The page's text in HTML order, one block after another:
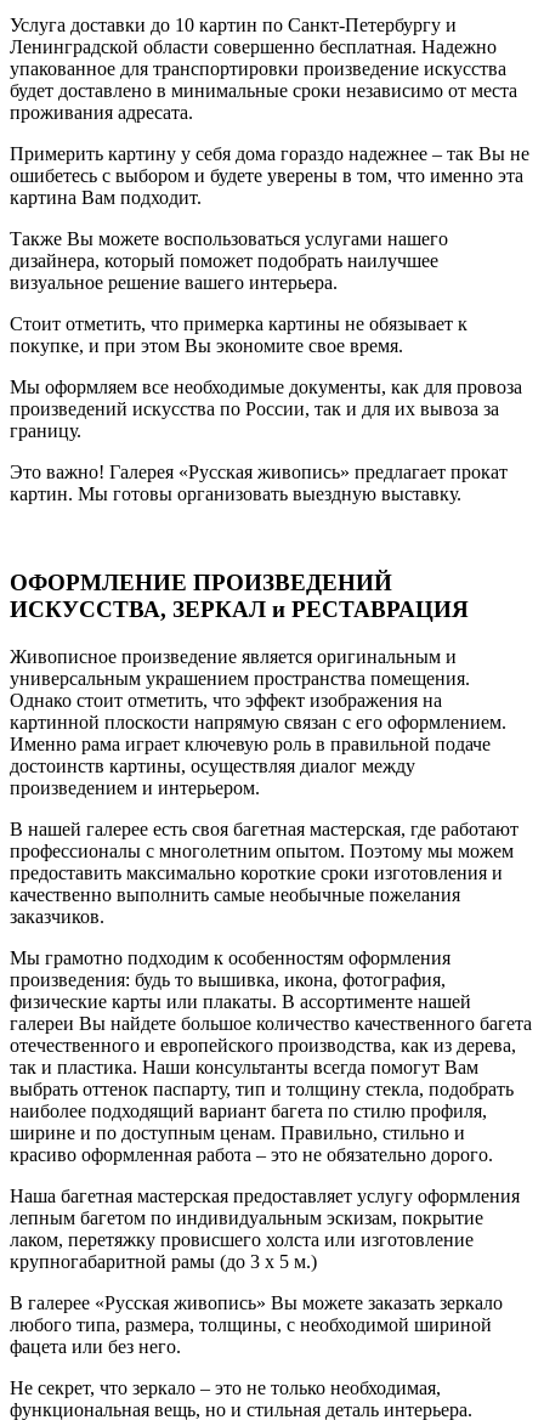
Услуга доставки до 10 картин по Санкт-Петербургу и
Ленинградской области совершенно бесплатная. Надежно
упакованное для транспортировки произведение искусства
будет доставлено в минимальные сроки независимо от места
проживания адресата.
Примерить картину у себя дома гораздо надежнее – так Вы не
ошибетесь с выбором и будете уверены в том, что именно эта
картина Вам подходит.
Также Вы можете воспользоваться услугами нашего
дизайнера, который поможет подобрать наилучшее
визуальное решение вашего интерьера.
Стоит отметить, что примерка картины не обязывает к
покупке, и при этом Вы экономите свое время.
Мы оформляем все необходимые документы, как для провоза
произведений искусства по России, так и для их вывоза за
границу.
Это важно! Галерея «Русская живопись» предлагает прокат
картин. Мы готовы организовать выездную выставку.
ОФОРМЛЕНИЕ ПРОИЗВЕДЕНИЙ
ИСКУССТВА, ЗЕРКАЛ и РЕСТАВРАЦИЯ
Живописное произведение является оригинальным и
универсальным украшением пространства помещения.
Однако стоит отметить, что эффект изображения на
картинной плоскости напрямую связан с его оформлением.
Именно рама играет ключевую роль в правильной подаче
достоинств картины, осуществляя диалог между
произведением и интерьером.
В нашей галерее есть своя багетная мастерская, где работают
профессионалы с многолетним опытом. Поэтому мы можем
предоставить максимально короткие сроки изготовления и
качественно выполнить самые необычные пожелания
заказчиков.
Мы грамотно подходим к особенностям оформления
произведения: будь то вышивка, икона, фотография,
физические карты или плакаты. В ассортименте нашей
галереи Вы найдете большое количество качественного багета
отечественного и европейского производства, как из дерева,
так и пластика. Наши консультанты всегда помогут Вам
выбрать оттенок паспарту, тип и толщину стекла, подобрать
наиболее подходящий вариант багета по стилю профиля,
ширине и по доступным ценам. Правильно, стильно и
красиво оформленная работа – это не обязательно дорого.
Наша багетная мастерская предоставляет услугу оформления
лепным багетом по индивидуальным эскизам, покрытие
лаком, перетяжку провисшего холста или изготовление
крупногабаритной рамы (до 3 х 5 м.)
В галерее «Русская живопись» Вы можете заказать зеркало
любого типа, размера, толщины, с необходимой шириной
фацета или без него.
Не секрет, что зеркало – это не только необходимая,
функциональная вещь, но и стильная деталь интерьера.